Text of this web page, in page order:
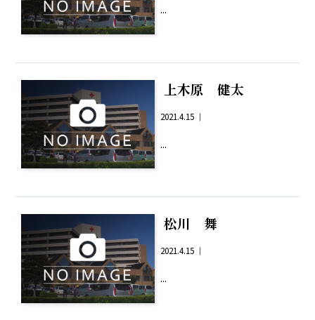
...
上木原 健太
2021.4.15 ｜
...
松川 舞
2021.4.15 ｜
...